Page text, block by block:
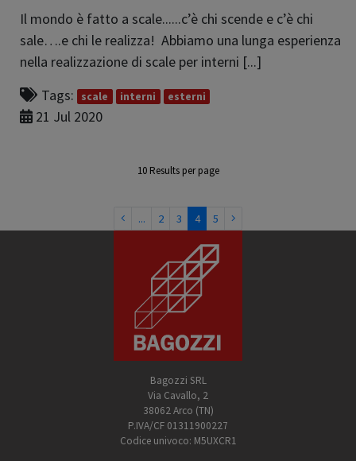
Il mondo è fatto a scale......c’è chi scende e c’è chi
sale….e chi le realizza! Abbiamo una lunga esperienza
nella realizzazione di scale per interni [...]
Tags:
scale interni esterni
21 Jul 2020
10 Results per page
First
... 2 3 4 5 Last
Bagozzi SRL
Via Cavallo, 2
38062 Arco (TN)
P.IVA/CF 01311900227
Codice univoco: M5UXCR1